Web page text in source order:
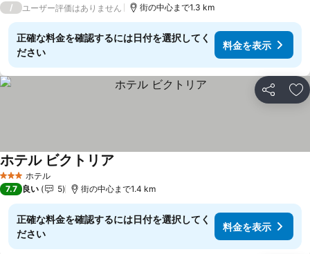
/ ユーザー評価はありません 街の中心まで1.3 km
正確な料金を確認するには日付を選択してく
ださい
料金を表示
シェア お
3 ホテルのランク
ホテル
ホテル ビクトリア
7.7 良い 5 街の中心まで1.4 km
正確な料金を確認するには日付を選択してく
ださい
料金を表示